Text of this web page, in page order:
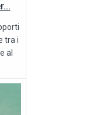
tra i
al